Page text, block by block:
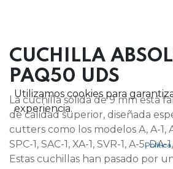
CUCHILLA
PAQ50 UDS
La cuchilla sólida de 9 mm está
de calidad superior, diseñada
cutters como los modelos A, A-1,
SPC-1, SAC-1, XA-1, SVR-1, A-5, DA-
Estas cuchillas han pasado por
Utilizamos cookies para
experiencia.
Política